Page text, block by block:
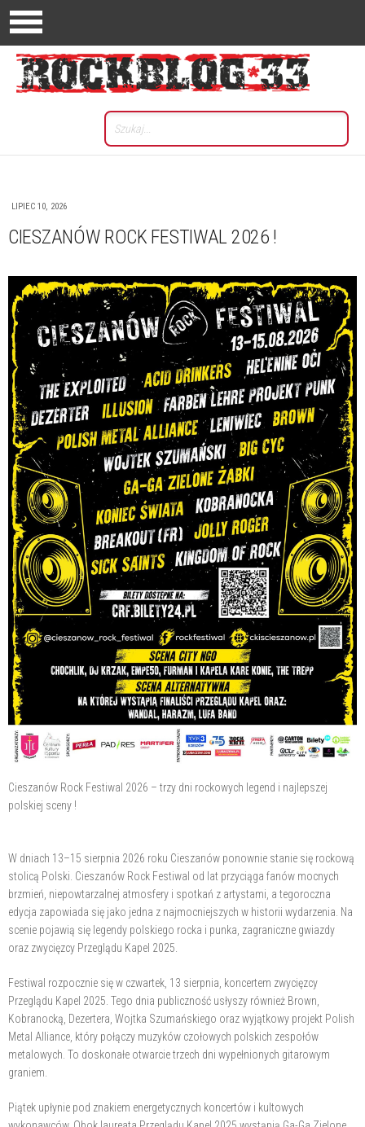
LIPIEC 10, 2026
CIESZANÓW ROCK FESTIWAL 2026 !
Cieszanów Rock Festiwal 2026 – trzy dni rockowych legend i najlepszej
polskiej sceny !
W dniach 13–15 sierpnia 2026 roku Cieszanów ponownie stanie się rockową
stolicą Polski. Cieszanów Rock Festiwal od lat przyciąga fanów mocnych
brzmień, niepowtarzalnej atmosfery i spotkań z artystami, a tegoroczna
edycja zapowiada się jako jedna z najmocniejszych w historii wydarzenia. Na
scenie pojawią się legendy polskiego rocka i punka, zagraniczne gwiazdy
oraz zwycięzcy Przeglądu Kapel 2025.
Festiwal rozpocznie się w czwartek, 13 sierpnia, koncertem zwycięzcy
Przeglądu Kapel 2025. Tego dnia publiczność usłyszy również Brown,
Kobranocką, Dezertera, Wojtka Szumańskiego oraz wyjątkowy projekt Polish
Metal Alliance, który połączy muzyków czołowych polskich zespołów
metalowych. To doskonałe otwarcie trzech dni wypełnionych gitarowym
graniem.
Piątek upłynie pod znakiem energetycznych koncertów i kultowych